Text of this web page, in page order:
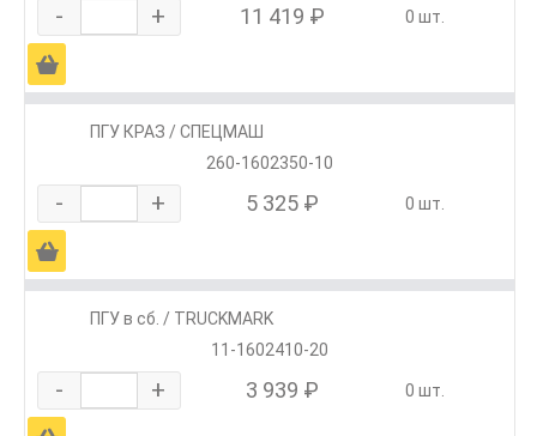
- + 11 419 ₽ 0 шт.
Ä
ПГУ КРАЗ / СПЕЦМАШ
260-1602350-10
- + 5 325 ₽ 0 шт.
Ä
ПГУ в сб. / TRUCKMARK
11-1602410-20
- + 3 939 ₽ 0 шт.